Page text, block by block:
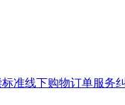
准线下购物订单服务